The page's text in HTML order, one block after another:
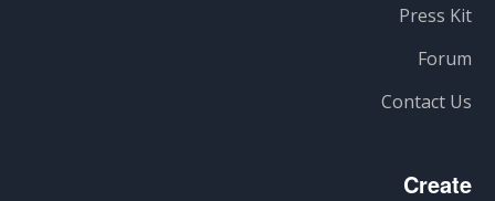
Press Kit
Forum
Contact Us
Create